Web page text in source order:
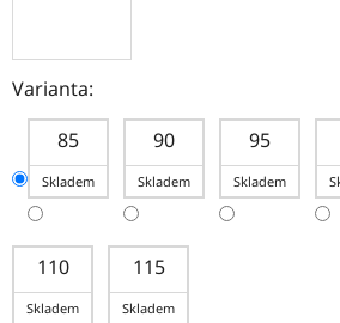
Varianta:
85
Skladem
90
Skladem
95
Skladem
110
Skladem
115
Skladem